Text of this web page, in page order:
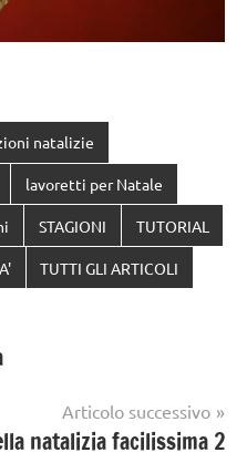
natalizie
lavoretti per Natale
STAGIONI TUTORIAL
TUTTI GLI ARTICOLI
Articolo successivo
natalizia facilissima 2